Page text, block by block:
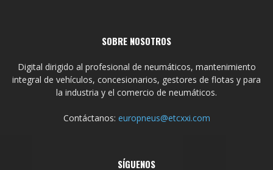
SOBRE NOSOTROS
Digital dirigido al profesional de neumáticos, mantenimiento
integral de vehículos, concesionarios, gestores de flotas y para
la industria y el comercio de neumáticos.
Contáctanos: europneus@etcxxi.com
SÍGUENOS